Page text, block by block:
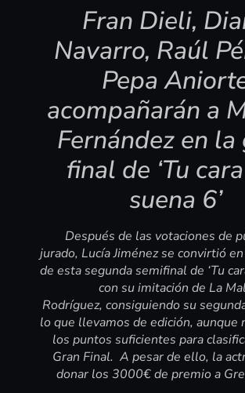
Fran Dieli,
Navarro, Raúl
Pepa
acompañarán a
Fernández en la
final de ‘Tu
suena 6’
Después de las votaciones de
jurado, Lucía Jiménez se convirtió
de esta segunda semifinal de ‘Tu
con su imitación de La
Rodríguez, consiguiendo su
lo que llevamos de edición, aunque
los puntos suficientes para
Gran Final. A pesar de ello, la
donar los 3000€ de premio a